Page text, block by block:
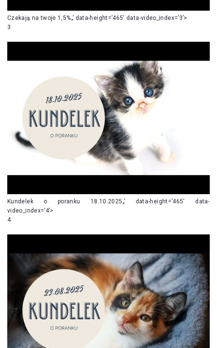
Czekają na twoje 1,5%„’ data-height=’465′ data-video_index=’3’>
3
Kundelek o poranku 18.10.2025„’ data-height=’465′ data-
video_index=’4’>
4